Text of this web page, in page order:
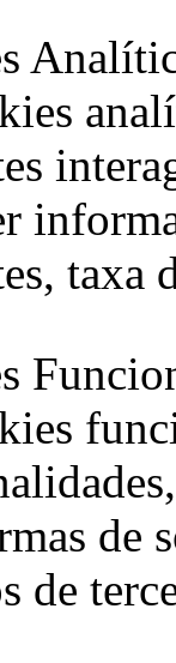
taxa
de
de